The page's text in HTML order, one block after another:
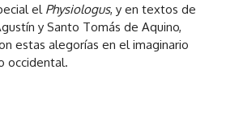
el Physiologus, y en textos de
y Santo Tomás de Aquino,
estas alegorías en el imaginario
occidental.